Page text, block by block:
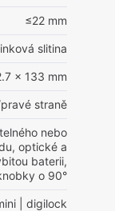
≤22 mm
slitina
x 133 mm
straně
nebo
optické a
baterii,
o 90°
| digilock